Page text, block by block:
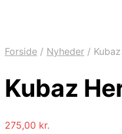
Forside / Nyheder /
Kubaz
275,00 kr.